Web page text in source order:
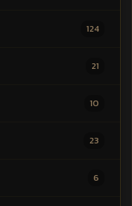
124
21
10
23
6